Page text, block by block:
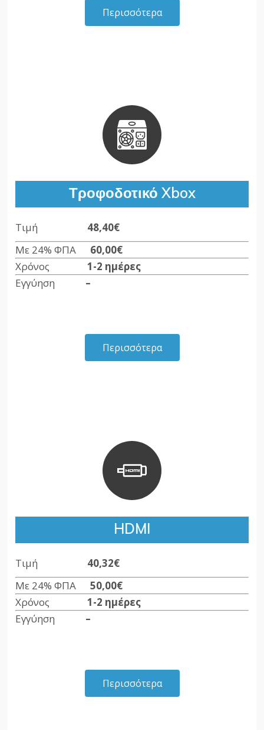
Περισσότερα
Τροφοδοτικό Xbox
Τιμή 48,40€
Με 24% ΦΠΑ 60,00€
Χρόνος1-2 ημέρες
Εγγύηση –
Περισσότερα
HDMI
Τιμή 40,32€
Με 24% ΦΠΑ50,00€
Χρόνος1-2 ημέρες
Εγγύηση –
Περισσότερα